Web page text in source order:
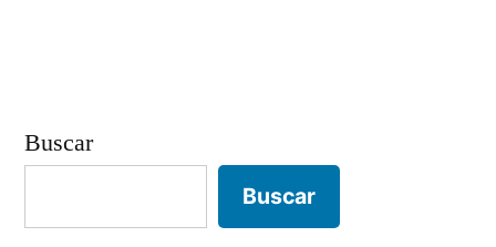
Buscar
Buscar